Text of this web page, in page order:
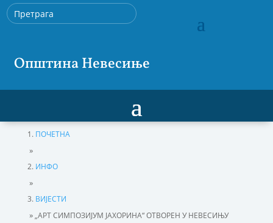
Општина Невесиње
ПОЧЕТНА
»
ИНФО
»
ВИЈЕСТИ
»„АРТ СИМПОЗИЈУМ ЈАХОРИНА“ ОТВОРЕН У НЕВЕСИЊУ